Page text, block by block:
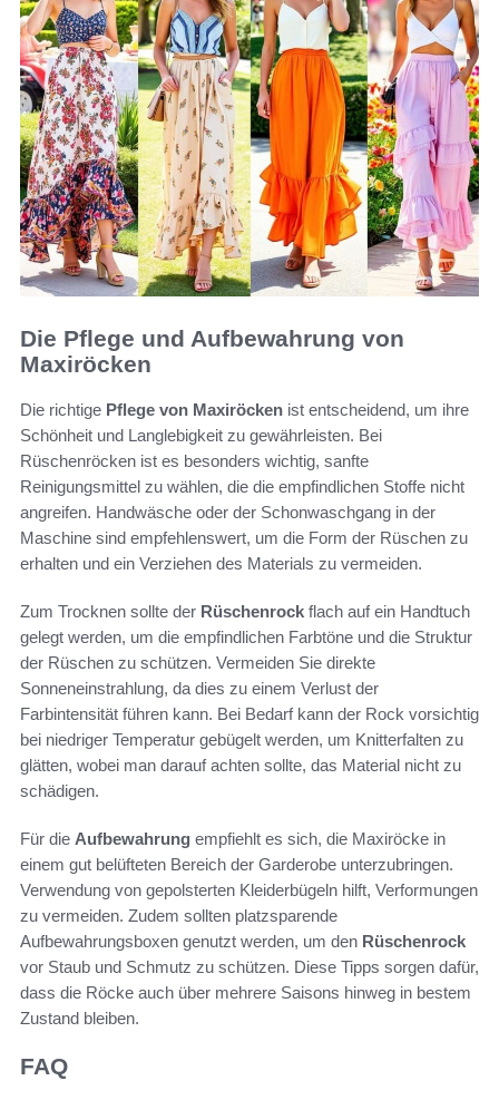
Die Pflege und Aufbewahrung von
Maxiröcken
Die richtige Pflege von Maxiröcken ist entscheidend, um ihre
Schönheit und Langlebigkeit zu gewährleisten. Bei
Rüschenröcken ist es besonders wichtig, sanfte
Reinigungsmittel zu wählen, die die empfindlichen Stoffe nicht
angreifen. Handwäsche oder der Schonwaschgang in der
Maschine sind empfehlenswert, um die Form der Rüschen zu
erhalten und ein Verziehen des Materials zu vermeiden.
Zum Trocknen sollte der Rüschenrock flach auf ein Handtuch
gelegt werden, um die empfindlichen Farbtöne und die Struktur
der Rüschen zu schützen. Vermeiden Sie direkte
Sonneneinstrahlung, da dies zu einem Verlust der
Farbintensität führen kann. Bei Bedarf kann der Rock vorsichtig
bei niedriger Temperatur gebügelt werden, um Knitterfalten zu
glätten, wobei man darauf achten sollte, das Material nicht zu
schädigen.
Für die Aufbewahrung empfiehlt es sich, die Maxiröcke in
einem gut belüfteten Bereich der Garderobe unterzubringen.
Verwendung von gepolsterten Kleiderbügeln hilft, Verformungen
zu vermeiden. Zudem sollten platzsparende
Aufbewahrungsboxen genutzt werden, um den Rüschenrock
vor Staub und Schmutz zu schützen. Diese Tipps sorgen dafür,
dass die Röcke auch über mehrere Saisons hinweg in bestem
Zustand bleiben.
FAQ